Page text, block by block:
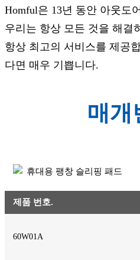
Homful은 13년 동안 아웃도
우리는 항상 모든 것을 해결
항상 최고의 서비스를 제공
다면 매우 기쁩니다.
매개
제품 번호.
60W01A